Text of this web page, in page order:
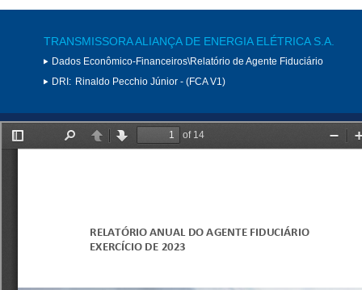
TRANSMISSORA ALIANÇA DE ENERGIA ELÉTRICA S.A.
Dados Econômico-Financeiros\Relatório de Agente Fiduciário
DRI: Rinaldo Pecchio Júnior - (FCA V1)